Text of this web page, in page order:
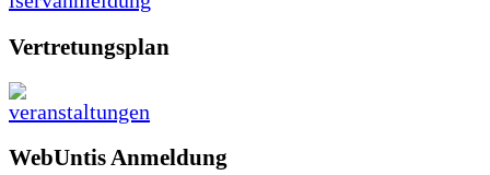
Vertretungsplan
WebUntis Anmeldung